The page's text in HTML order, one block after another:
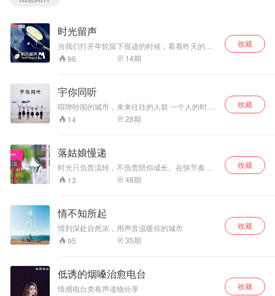
时光留声
当我们打开年轮留下痕迹的时候，看着昨天的片
段，有一些相遇，随时光沉淀在心里；也有一些
回眸，戏还不曾结束，灯光已阑珊。似水流年，
的是心里记忆，逝去的情谊如风中花絮，已不知
飘向何方？这世间有多少人将你忘记，就有多少
人将你记起。看过多少日出日落；擦肩多少人来
人往，我们唯有珍惜一路看风景的人，释然擦肩
而过的背影，让心灵不去纠结这些缘起缘落，时
96 14期
收藏
宇你同听
喧哗吵闹的城市，来来往往的人群 一个人的时
候，总是会多愁伤感。 有些话，只想说给陌生人
听 有些故事，只能与陌生人讲 聆听我的声音，诉
14 28期
收藏
落姑娘慢递
时光只负责流转，不负责陪你成长。在快节奏的
生活中 川流不息，你是否渴望在一个温暖的午
后，一个寂静的 夜晚，让所有的故事流转，跌入
入你的耳边。
13 48期
收藏
情不知所起
情到深处自然浓，用声音温暖你的城市
95
35期
收藏
低诱的烟嗓治愈电台
情感电台类有声读物分享
收藏